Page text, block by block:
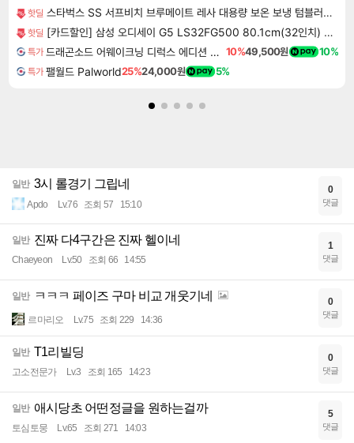
핫딜 스타벅스 SS 서프비치 브루메이트 레사 대용량 보온 보냉 텀블러 콜드컵 887ml
핫딜 [카드할인] 삼성 오디세이 G5 LS32FG500 80.1cm(32인치) 게이밍 모니터 180Hz
특가 드래곤소드 어웨이크닝 디럭스 에디션 DragonSword Awakening Deluxe Edition 10%49,500원 10%
특가 팰월드 Palworld25%24,000원 5%
일반 3시 롤경기 그립네
Apdo Lv.76 조회 57 15:10
0
댓글
일반 진짜 다4구간은 진짜 헬이네
Chaeyeon Lv.50 조회 66 14:55
1
댓글
일반 ㅋㅋㅋ 페이즈 구마 비교 개웃기네
르마리오 Lv.75 조회 229 14:36
0
댓글
일반 T1리빌딩
고소전문가 Lv.3 조회 165 14:23
0
댓글
일반 애시당초 어떤정글을 원하는걸까
토심토뭉 Lv.65 조회 271 14:03
5
댓글